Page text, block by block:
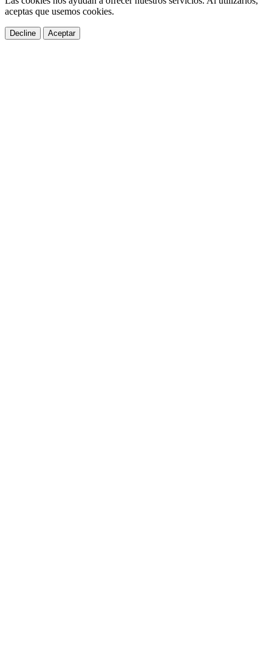
aceptas que usemos cookies.
Decline Aceptar